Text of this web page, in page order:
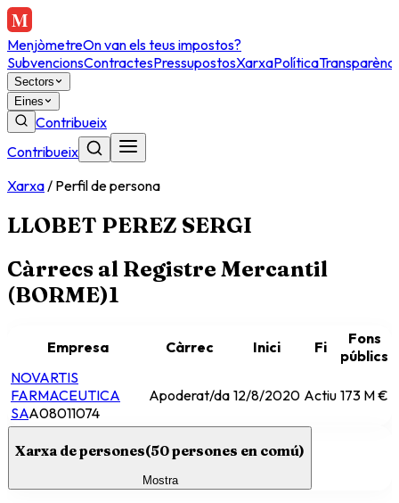
MenjòmetreOn van els teus impostos?
SubvencionsContractesPressupostosXarxaPolítica
Sectors
Eines
Contribueix
Contribueix
Xarxa/ Perfil de persona
LLOBET PEREZ SERGI
Càrrecs al Registre Mercantil
(BORME)1
Empresa Càrrec Inici Fi
Fons
públics
NOVARTIS
FARMACEUTICA
SAA08011074
Apoderat/da 12/8/2020 Actiu 173 M €
Xarxa de persones(50persones en comú)
Mostra